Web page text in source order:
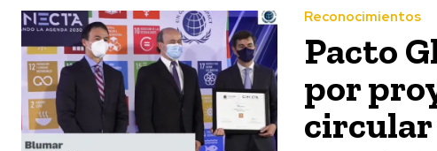
Reconocimientos
Pacto
por
circular